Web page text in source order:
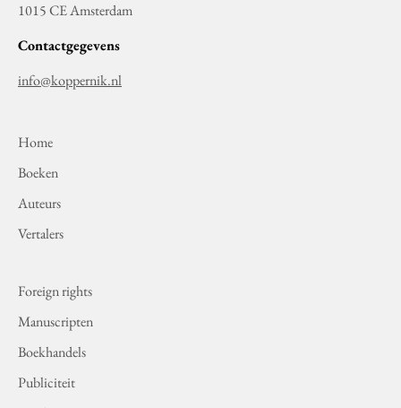
1015 CE Amsterdam
Contactgegevens
info@koppernik.nl
Home
Boeken
Auteurs
Vertalers
Foreign rights
Manuscripten
Boekhandels
Publiciteit